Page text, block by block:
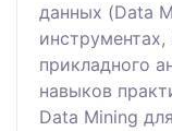
данных (Data
прикладного
навыков
Data Mining